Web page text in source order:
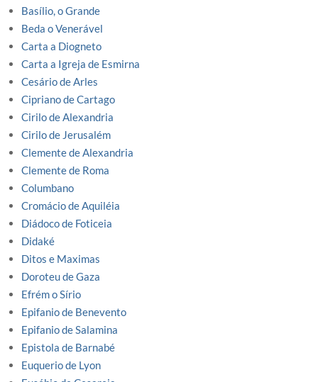
Basílio, o Grande
Beda o Venerável
Carta a Diogneto
Carta a Igreja de Esmirna
Cesário de Arles
Cipriano de Cartago
Cirilo de Alexandria
Cirilo de Jerusalém
Clemente de Alexandria
Clemente de Roma
Columbano
Cromácio de Aquiléia
Diádoco de Foticeia
Didaké
Ditos e Maximas
Doroteu de Gaza
Efrém o Sírio
Epifanio de Benevento
Epifanio de Salamina
Epistola de Barnabé
Euquerio de Lyon